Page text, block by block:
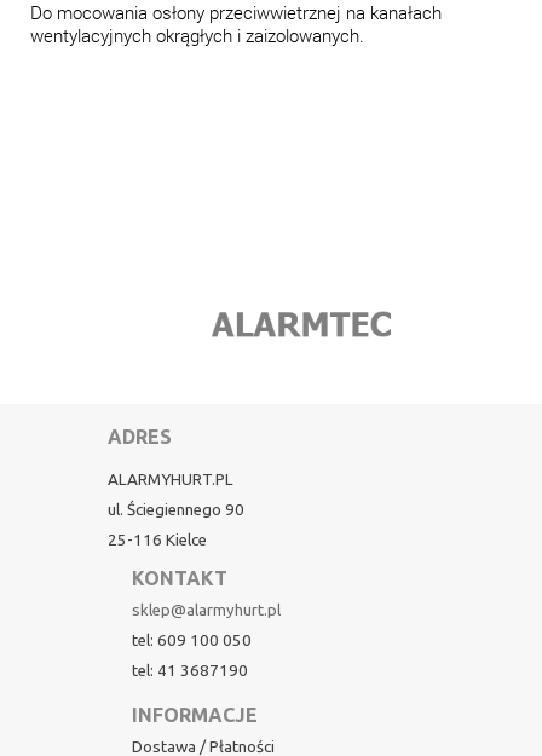
Do mocowania osłony przeciwwietrznej na kanałach
wentylacyjnych okrągłych i zaizolowanych.
ADRES
ALARMYHURT.PL
ul. Ściegiennego 90
25-116 Kielce
KONTAKT
sklep@alarmyhurt.pl
tel: 609 100 050
tel: 41 3687190
INFORMACJE
Dostawa / Płatności